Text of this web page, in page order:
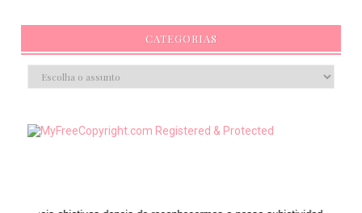
CATEGORIAS